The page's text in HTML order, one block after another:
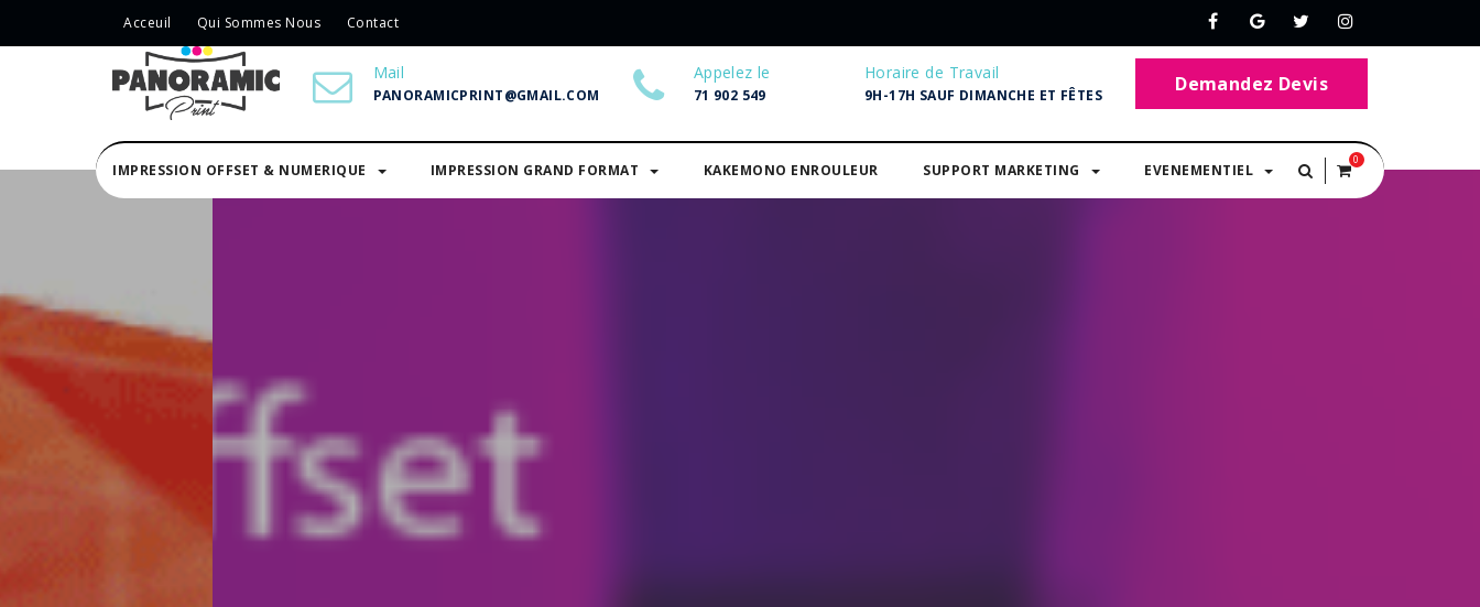
Acceuil Qui Sommes Nous Contact
Mail
PANORAMICPRINT@GMAIL.COM
Appelez le
71 902 549
Horaire de Travail
9H-17H SAUF DIMANCHE ET FÊTES Demandez Devis
IMPRESSION OFFSET & NUMERIQUE IMPRESSION GRAND FORMAT KAKEMONO ENROULEUR SUPPORT MARKETING EVENEMENTIEL
0